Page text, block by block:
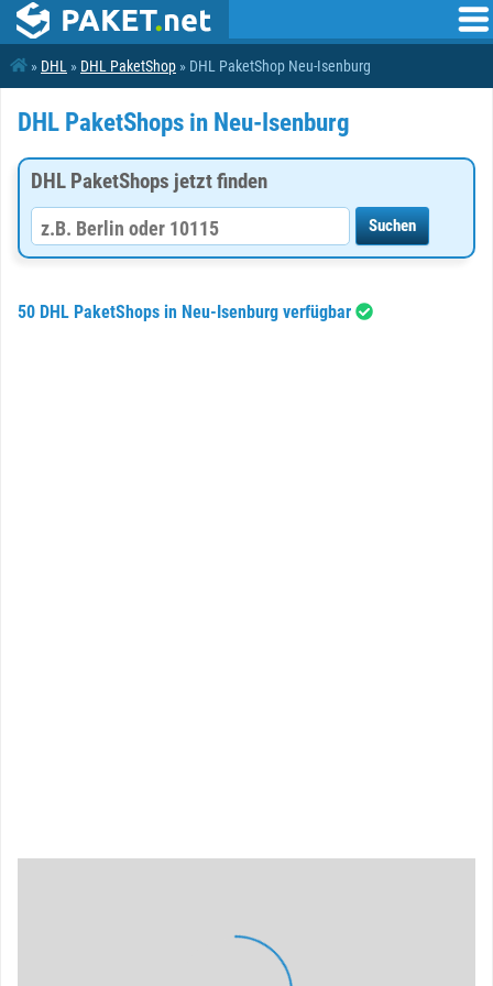
» DHL » DHL PaketShop » DHL PaketShop Neu-Isenburg
DHL PaketShops in Neu-Isenburg
DHL PaketShops jetzt finden
50 DHL PaketShops in Neu-Isenburg verfügbar